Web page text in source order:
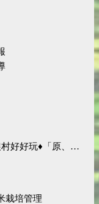
「原、生、慢、活」四條遊程推薦
栽培管理